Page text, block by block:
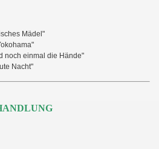
Mädel"
noch einmal die Hände"
Nacht"